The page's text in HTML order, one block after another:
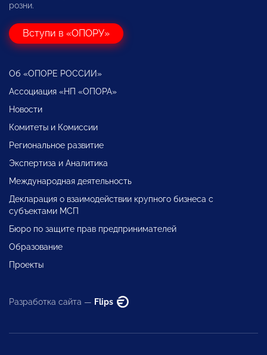
розни.
Вступи в «ОПОРУ»
Об «ОПОРЕ РОССИИ»
Ассоциация «НП «ОПОРА»
Новости
Комитеты и Комиссии
Региональное развитие
Экспертиза и Аналитика
Международная деятельность
Декларация о взаимодействии крупного бизнеса с
субъектами МСП
Бюро по защите прав предпринимателей
Образование
Проекты
Разработка сайта — Flips